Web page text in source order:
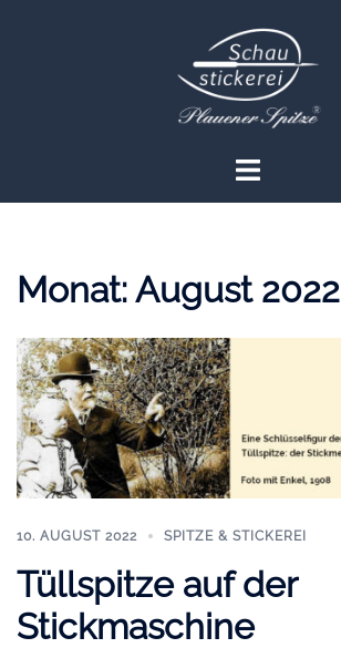
Menü
Monat:August 2022
10. AUGUST 2022 SPITZE & STICKEREI
Tüllspitze auf der
Stickmaschine